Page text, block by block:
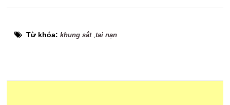
Từ khóa:khung sắt,tai nạn